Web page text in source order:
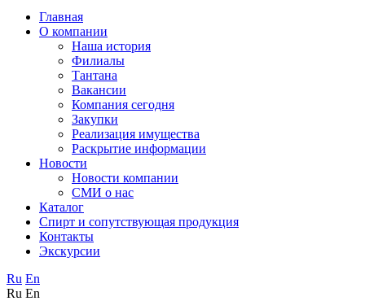
Главная
О компании
Наша история
Филиалы
Тантана
Вакансии
Компания сегодня
Закупки
Реализация имущества
Раскрытие информации
Новости
Новости компании
СМИ о нас
Каталог
Спирт и сопутствующая продукция
Контакты
Экскурсии
Ru En
Ru En